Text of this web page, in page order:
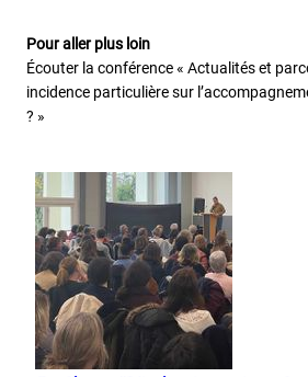
Pour aller plus loin
Écouter la conférence « Actualités et
incidence particulière sur
? »